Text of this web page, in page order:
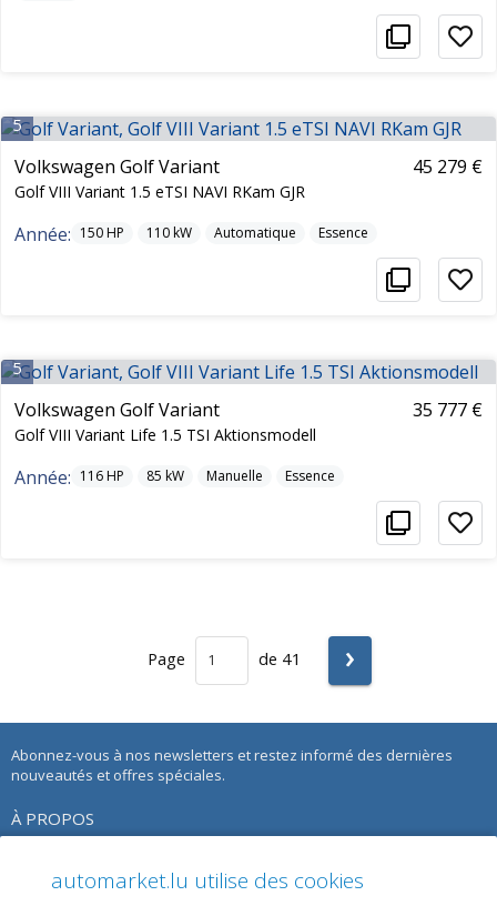
5
Volkswagen Golf Variant
Golf VIII Variant 1.5 eTSI NAVI RKam GJR
45 279 €
Année: 150HP 110kW Automatique Essence
5
Volkswagen Golf Variant
Golf VIII Variant Life 1.5 TSI Aktionsmodell
35 777 €
Année: 116HP 85 kW Manuelle Essence
Page de 41 ›
automarket.lu utilise des cookies
Abonnez-vous à nos newsletters et restez informé des dernières
nouveautés et offres spéciales.
À PROPOS